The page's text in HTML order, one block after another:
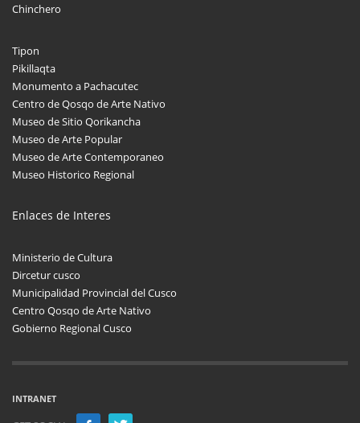
Chinchero
Tipon
Pikillaqta
Monumento a Pachacutec
Centro de Qosqo de Arte Nativo
Museo de Sitio Qorikancha
Museo de Arte Popular
Museo de Arte Contemporaneo
Museo Historico Regional
Enlaces de Interes
Ministerio de Cultura
Dircetur cusco
Municipalidad Provincial del Cusco
Centro Qosqo de Arte Nativo
Gobierno Regional Cusco
INTRANET